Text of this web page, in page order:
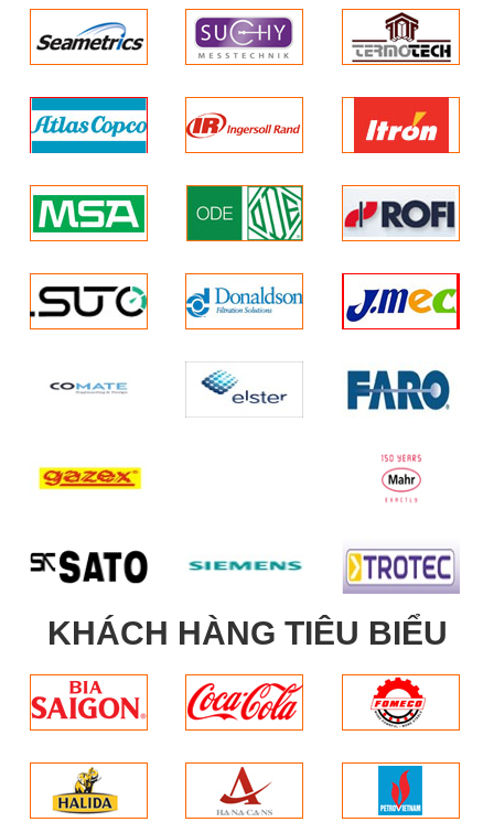
KHÁCH HÀNG TIÊU BIỂU